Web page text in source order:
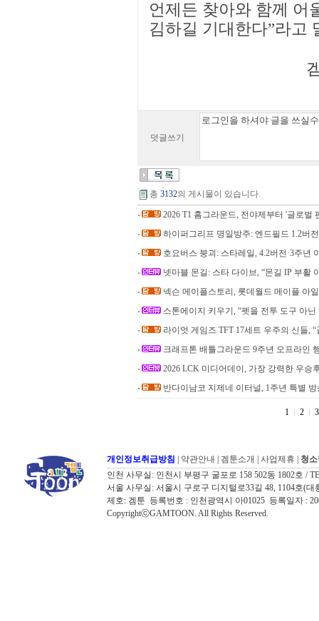
언제든 찾아와 함께 어
김하길 기대한다”라고
덧글쓰기
총 3132의 게시물이 있습니다.
2026 T1 홈그라운드, 전야제부터 '글로벌
하이퍼그리프 명일방주: 엔드필드 1.2버
호요버스 붕괴: 스타레일, 4.2버전·3주년
넷마블 몬길: 스타 다이브, “몬길 IP 부활
넥슨 메이플스토리, 롯데월드 메이플 아
스톤에이지 키우기, “펫을 전투 도구 아
라이엇 게임즈 TFT 17세트 우주의 신들,
크래프톤 배틀그라운드 9주년 오프라인
2026 LCK 미디어데이, 가장 강력한 우승
반다이남코 지제네 이터널, 1주년 특별
1 2 3
개인정보취급방침 약관안내 겜툰소개 사업제휴
청
인천 사무실: 인천시 부평구 굴포로 158 502동 1802호 /
서울 사무실: 서울시 구로구 디지털로33길 48, 1104호(대
제호: 겜툰 등록번호 : 인천광역시 아01025 등록일자 :
CopyrightⓒGAMTOON. All Rights Reserved.